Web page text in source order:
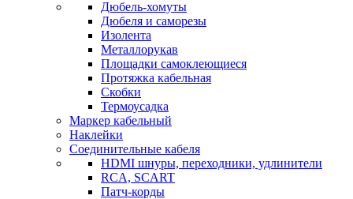
Дюбель-хомуты
Дюбеля и саморезы
Изолента
Металлорукав
Площадки самоклеющиеся
Протяжка кабельная
Скобки
Термоусадка
Маркер кабельный
Наклейки
Соединительные кабеля
HDMI шнуры, переходники, удлинители
RCA, SCART
Патч-корды